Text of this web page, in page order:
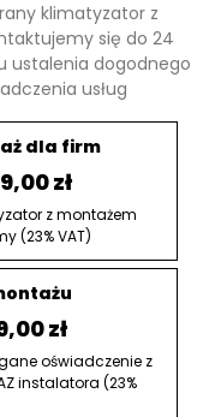
klimatyzator z
się do 24
ustalenia dogodnego
usług
dla firm
zł
z montażem
(23% VAT)
zł
oświadczenie z
instalatora (23%